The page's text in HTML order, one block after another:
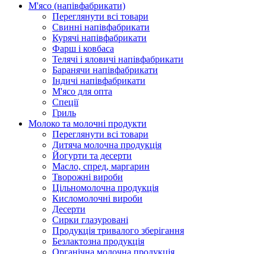
М'ясо (напiвфабрикати)
Переглянути всі товари
Свиннi напiвфабрикати
Курячi напiвфабрикати
Фарш i ковбаса
Телячi i яловичi напiвфабрикати
Баранячи напiвфабрикати
Iндичi напiвфабрикати
М'ясо для опта
Спеції
Гриль
Молоко та молочні продукти
Переглянути всі товари
Дитяча молочна продукція
Йогурти та десерти
Масло, спред, маргарин
Творожні вироби
Цільномолочна продукція
Кисломолочні вироби
Десерти
Сирки глазуровані
Продукція тривалого зберігання
Безлактозна продукція
Органічна молочна продукція